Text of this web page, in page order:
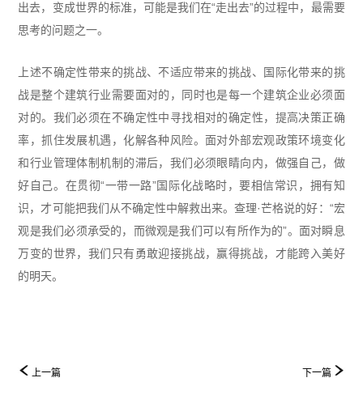
出去，变成世界的标准，可能是我们在“走出去”的过程中，最需要
思考的问题之一。
上述不确定性带来的挑战、不适应带来的挑战、国际化带来的挑
战是整个建筑行业需要面对的，同时也是每一个建筑企业必须面
对的。我们必须在不确定性中寻找相对的确定性，提高决策正确
率，抓住发展机遇，化解各种风险。面对外部宏观政策环境变化
和行业管理体制机制的滞后，我们必须眼睛向内，做强自己，做
好自己。在贯彻“一带一路”国际化战略时，要相信常识，拥有知
识，才可能把我们从不确定性中解救出来。查理·芒格说的好：“宏
观是我们必须承受的，而微观是我们可以有所作为的”。面对瞬息
万变的世界，我们只有勇敢迎接挑战，赢得挑战，才能跨入美好
的明天。
上一篇 下一篇